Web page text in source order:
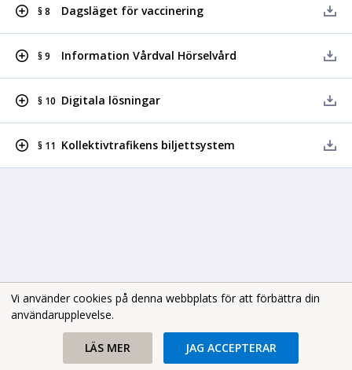
§ 8 Dagsläget för vaccinering
§ 9 Information Vårdval Hörselvård
§ 10 Digitala lösningar
§ 11 Kollektivtrafikens biljettsystem
Vi använder cookies på denna webbplats för att förbättra din
användarupplevelse.